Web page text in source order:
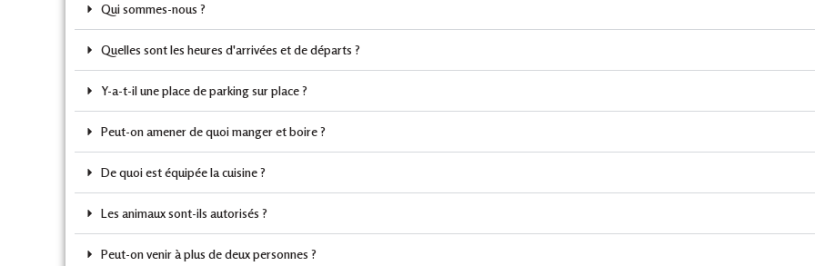
Qui sommes-nous ?
Quelles sont les heures d'arrivées et de départs ?
Y-a-t-il une place de parking sur place ?
Peut-on amener de quoi manger et boire ?
De quoi est équipée la cuisine ?
Les animaux sont-ils autorisés ?
Peut-on venir à plus de deux personnes ?